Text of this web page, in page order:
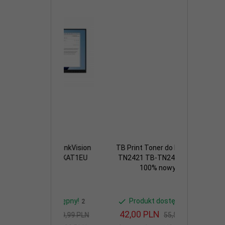
TB Print Toner do Brother
TN2421 TB-TN2421N BK
Produkt dostępny! 74
42, PLN 55,52 PLN